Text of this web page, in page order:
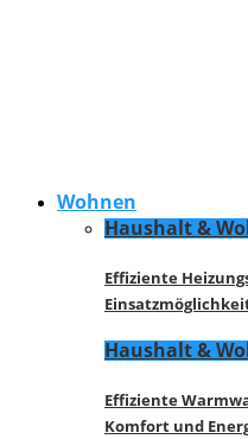
Wohnen
Haushalt &
Effiziente
Haushalt &
Effiziente
Komfort und